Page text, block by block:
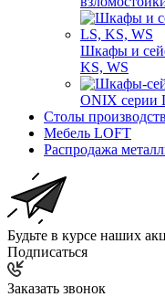
Шкафы и
KS, WS
ONIX серии
Столы
Мебель LOFT
Распродажа
Будьте в курсе наших
Подписаться
Заказать звонок